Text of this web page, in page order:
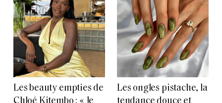
Les beauty empties de
Chloé Kitembo : « Je
Les ongles pistache, la
tendance douce et